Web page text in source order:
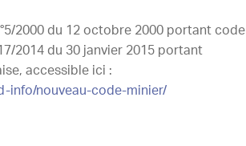
2000 du 12 octobre 2000 portant code
2014 du 30 janvier 2015 portant
accessible ici :
info/nouveau-code-minier/